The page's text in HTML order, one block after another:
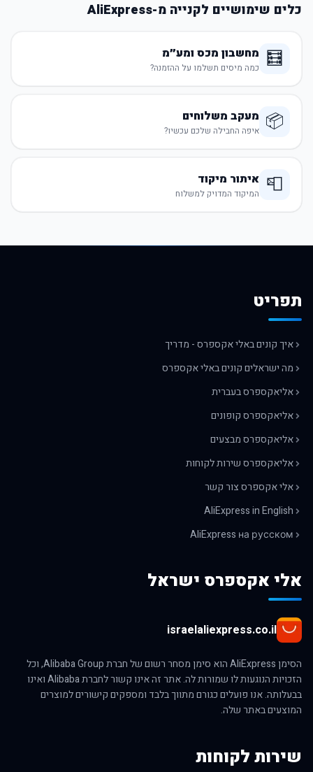
כלים שימושיים לקנייה מ-AliExpress
🧮 מחשבון מכס ומע״מ
כמה מיסים תשלמו על ההזמנה?
📦 מעקב משלוחים
איפה החבילה שלכם עכשיו?
📮 איתור מיקוד
המיקוד המדויק למשלוח
תפריט
איך קונים באלי אקספרס - מדריך
מה ישראלים קונים באלי אקספרס
אליאקספרס בעברית
אליאקספרס קופונים
אליאקספרס מבצעים
אליאקספרס שירות לקוחות
אלי אקספרס צור קשר
AliExpress in English
AliExpress на русском
אלי אקספרס ישראל
israelaliexpress.co.il
הסימן AliExpress הוא סימן מסחר רשום של חברת Alibaba Group, וכל
הזכויות הנוגעות לו שמורות לה. אתר זה אינו קשור לחברת Alibaba ואינו
בבעלותה. אנו פועלים כגורם מתווך בלבד ומספקים קישורים למוצרים
המוצעים באתר שלה.
שירות לקוחות